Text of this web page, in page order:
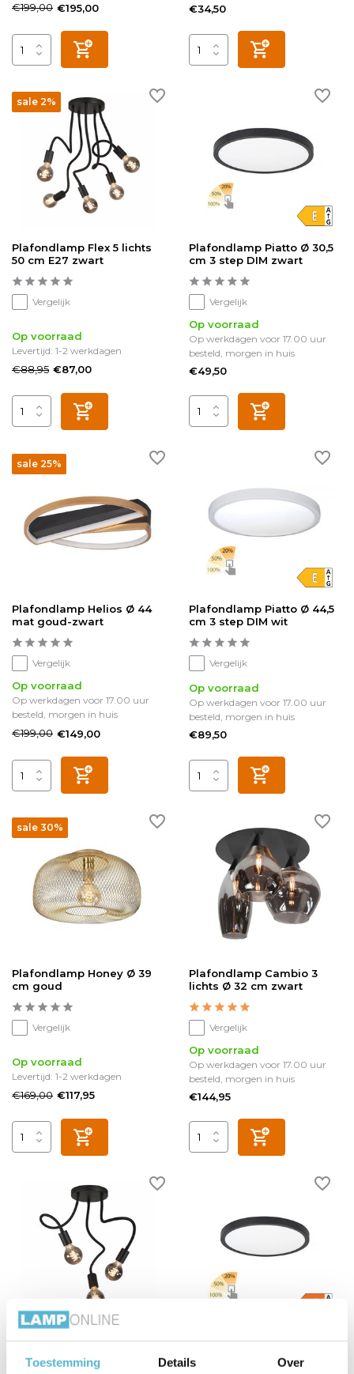
Toestemming Details Over
€199,00 €195,00 €34,50
sale 2%
Plafondlamp Flex 5 lichts
50 cm E27 zwart
Vergelijk
Op voorraad
Levertijd: 1-2 werkdagen
€88,95 €87,00
Plafondlamp Piatto Ø 30,5
cm 3 step DIM zwart
Vergelijk
Op voorraad
Op werkdagen voor 17.00 uur
besteld, morgen in huis
€49,50
sale 25%
Plafondlamp Helios Ø 44
mat goud-zwart
Vergelijk
Op voorraad
Op werkdagen voor 17.00 uur
besteld, morgen in huis
€199,00 €149,00
Plafondlamp Piatto Ø 44,5
cm 3 step DIM wit
Vergelijk
Op voorraad
Op werkdagen voor 17.00 uur
besteld, morgen in huis
€89,50
sale 30%
Plafondlamp Honey Ø 39
cm goud
Vergelijk
Op voorraad
Levertijd: 1-2 werkdagen
€169,00 €117,95
Plafondlamp Cambio 3
lichts Ø 32 cm zwart
Vergelijk
Op voorraad
Op werkdagen voor 17.00 uur
besteld, morgen in huis
€144,95